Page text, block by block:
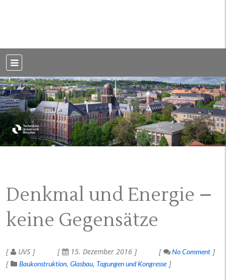
Dresden
Denkmal und Energie –
keine Gegensätze
UVS 15. Dezember 2016
No Comment
Baukonstruktion Glasbau Tagungen und Kongresse